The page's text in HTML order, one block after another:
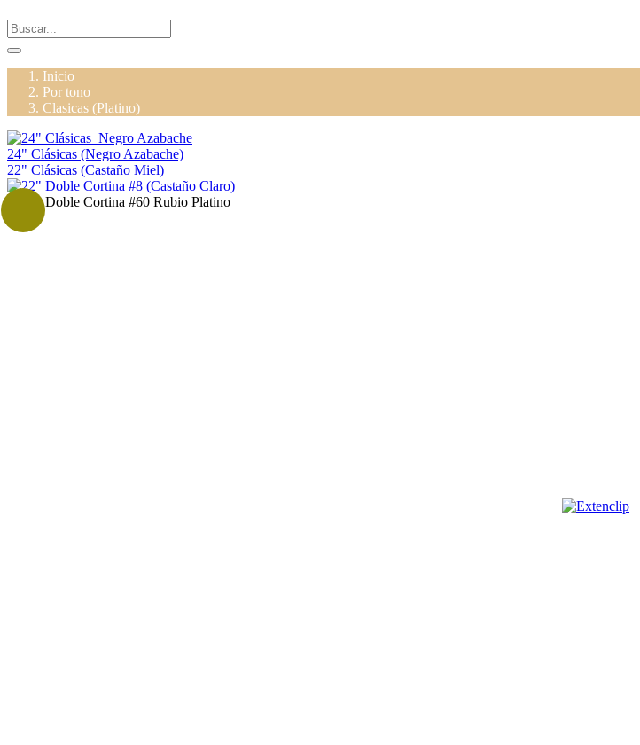
Inicio
Por tono
Clasicas (Platino)
24" Clásicas (Negro Azabache)
22" Clásicas (Castaño Miel)